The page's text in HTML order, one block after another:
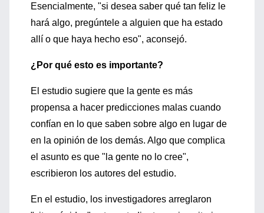
Esencialmente, "si desea saber qué tan feliz le
hará algo, pregúntele a alguien que ha estado
allí o que haya hecho eso", aconsejó.
¿Por qué esto es importante?
El estudio sugiere que la gente es más
propensa a hacer predicciones malas cuando
confían en lo que saben sobre algo en lugar de
en la opinión de los demás. Algo que complica
el asunto es que "la gente no lo cree",
escribieron los autores del estudio.
En el estudio, los investigadores arreglaron